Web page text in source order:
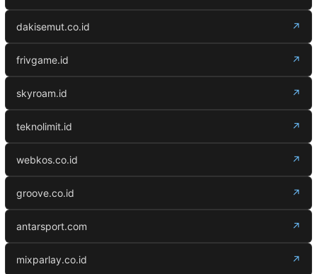
dakisemut.co.id ↗
frivgame.id ↗
skyroam.id ↗
teknolimit.id ↗
webkos.co.id ↗
groove.co.id ↗
antarsport.com ↗
mixparlay.co.id ↗